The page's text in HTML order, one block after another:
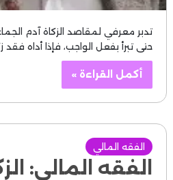
تدبر معرفي لمقاصد الزكاة آدم
حتى تبرأ بفعل الواجب، فإذا أداه فقد
أكمل القراءة »
الفقه المالي
الفقه المالي: